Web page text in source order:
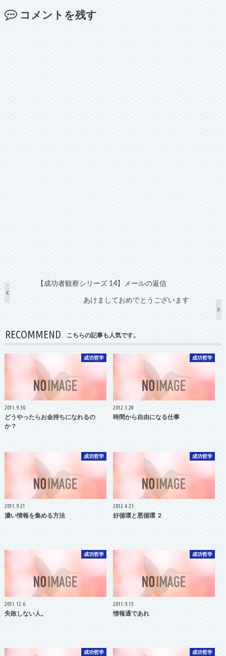
コメントを残す
【成功者観察シリーズ 14】メールの返信
あけましておめでとうございます
RECOMMEND こちらの記事も人気です。
成功哲学
2011.9.30
どうやったらお金持ちになれるの
か？
成功哲学
2012.3.28
時間から自由になる仕事
成功哲学
2011.9.21
濃い情報を集める方法
成功哲学
2012.4.23
好循環と悪循環 ２
成功哲学
2011.12.6
失敗しない人。
成功哲学
2011.9.15
情報通であれ
成功哲学 成功哲学